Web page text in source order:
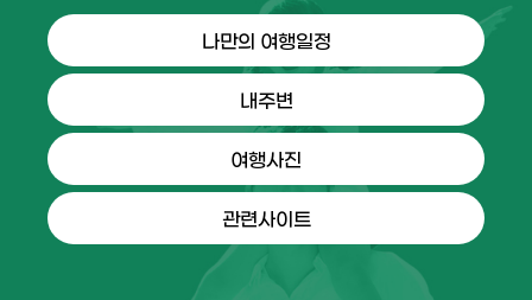
나만의 여행일정
내주변
여행사진
관련사이트